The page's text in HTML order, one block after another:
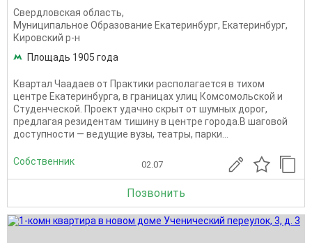
Свердловская область,
Муниципальное Образование Екатеринбург, Екатеринбург,
Кировский р-н
Площадь 1905 года
Квартал Чаадаев от Практики располагается в тихом
центре Екатеринбурга, в границах улиц Комсомольской и
Студенческой. Проект удачно скрыт от шумных дорог,
предлагая резидентам тишину в центре города.В шаговой
доступности — ведущие вузы, театры, парки...
Собственник 02.07
Позвонить